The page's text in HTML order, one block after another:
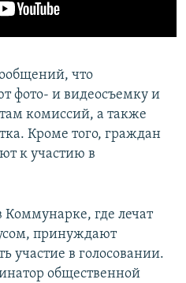
что
фото- и видеосъемку и
комиссий, а также
Кроме того, граждан
к участию в
где лечат
принуждают
участие в голосовании.
общественной